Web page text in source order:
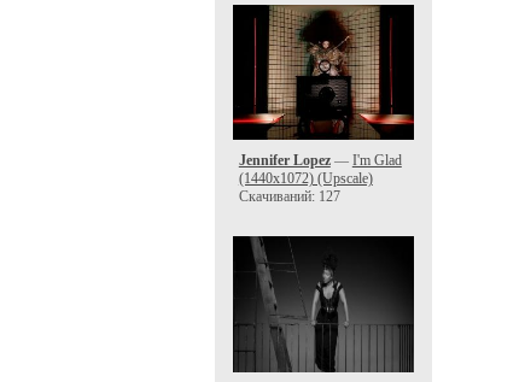
Jennifer Lopez— I'm Glad
(1440x1072) (Upscale)
Скачиваний: 127